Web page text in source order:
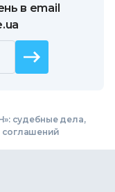
в email
судебные дела,